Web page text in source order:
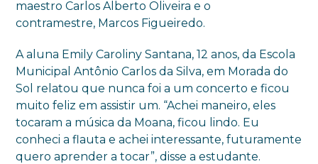
maestro Carlos Alberto Oliveira e o
contramestre, Marcos Figueiredo.
A aluna Emily Caroliny Santana, 12 anos, da Escola
Municipal Antônio Carlos da Silva, em Morada do
Sol relatou que nunca foi a um concerto e ficou
muito feliz em assistir um. “Achei maneiro, eles
tocaram a música da Moana, ficou lindo. Eu
conheci a flauta e achei interessante, futuramente
quero aprender a tocar”, disse a estudante.